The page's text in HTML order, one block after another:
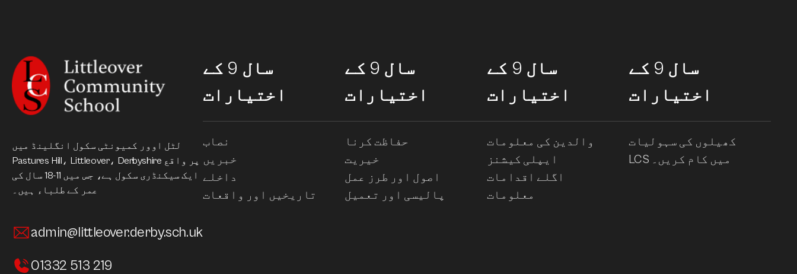
لٹل اوور کمیونٹی سکول انگلینڈ میں
Pastures Hill، Littleover، Derbyshire پر واقع
ایک سیکنڈری سکول ہے، جس میں 11-18 سال کی
عمر کے طلباء ہیں۔
admin@littleover.derby.sch.uk
01332 513 219
سال 9 کے
اختیارات
نصاب
خبریں
داخلے
تاریخیں اور واقعات
سال 9 کے
اختیارات
حفاظت کرنا
خیریت
اصول اور طرز عمل
پالیسی اور تعمیل
سال 9 کے
اختیارات
والدین کی معلومات
ایپلی کیشنز
اگلے اقدامات
معلومات
سال 9 کے
اختیارات
کھیلوں کی سہولیات
LCS میں کام کریں۔